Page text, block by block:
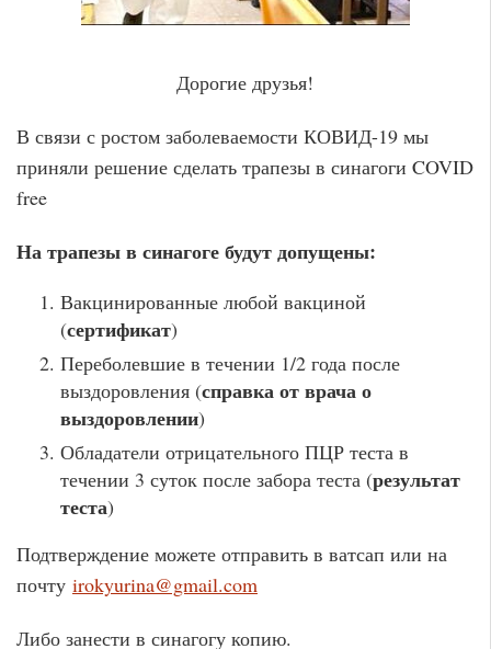
Дорогие друзья!
В связи с ростом заболеваемости КОВИД-19 мы
приняли решение сделать трапезы в синагоги COVID
free
На трапезы в синагоге будут допущены:
Вакцинированные любой вакциной
(сертификат)
Переболевшие в течении 1/2 года после
выздоровления (справка от врача о
выздоровлении)
Обладатели отрицательного ПЦР теста в
течении 3 суток после забора теста (результат
теста)
Подтверждение можете отправить в ватсап или на
почту irokyurina@gmail.com
Либо занести в синагогу копию.